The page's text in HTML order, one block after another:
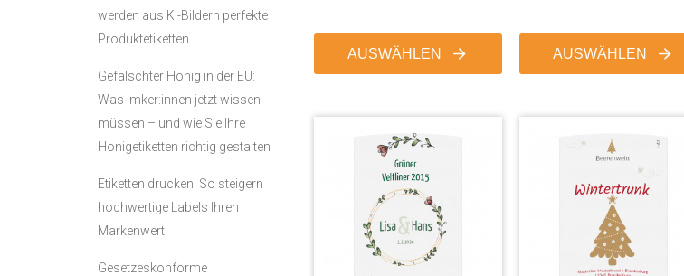
AUSWÄHLEN AUSWÄHLEN
werden aus KI-Bildern perfekte
Produktetiketten
Gefälschter Honig in der EU:
Was Imker:innen jetzt wissen
müssen – und wie Sie Ihre
Honigetiketten richtig gestalten
Etiketten drucken: So steigern
hochwertige Labels Ihren
Markenwert
Gesetzeskonforme